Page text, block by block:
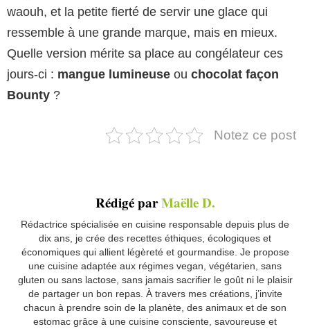
waouh, et la petite fierté de servir une glace qui
ressemble à une grande marque, mais en mieux.
Quelle version mérite sa place au congélateur ces
jours-ci : mangue lumineuse ou chocolat façon
Bounty ?
Notez ce post
Rédigé parMaëlle D.
Rédactrice spécialisée en cuisine responsable depuis plus de
dix ans, je crée des recettes éthiques, écologiques et
économiques qui allient légèreté et gourmandise. Je propose
une cuisine adaptée aux régimes vegan, végétarien, sans
gluten ou sans lactose, sans jamais sacrifier le goût ni le plaisir
de partager un bon repas. À travers mes créations, j’invite
chacun à prendre soin de la planète, des animaux et de son
estomac grâce à une cuisine consciente, savoureuse et